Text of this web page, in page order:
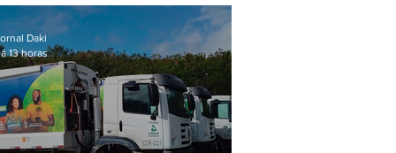
de secretário
em 2020
Daki
13 horas